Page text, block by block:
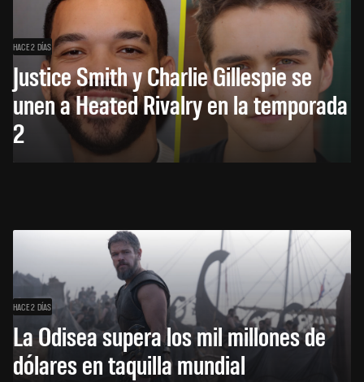
HACE 2 DÍAS
Justice Smith y Charlie Gillespie se
unen a Heated Rivalry en la temporada
2
HACE 2 DÍAS
La Odisea supera los mil millones de
dólares en taquilla mundial